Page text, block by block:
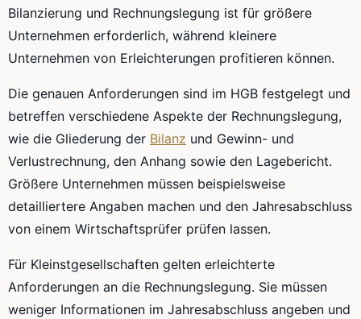
Bilanzierung und Rechnungslegung ist für größere
Unternehmen erforderlich, während kleinere
Unternehmen von Erleichterungen profitieren können.
Die genauen Anforderungen sind im HGB festgelegt und
betreffen verschiedene Aspekte der Rechnungslegung,
wie die Gliederung der Bilanz und Gewinn- und
Verlustrechnung, den Anhang sowie den Lagebericht.
Größere Unternehmen müssen beispielsweise
detailliertere Angaben machen und den Jahresabschluss
von einem Wirtschaftsprüfer prüfen lassen.
Für Kleinstgesellschaften gelten erleichterte
Anforderungen an die Rechnungslegung. Sie müssen
weniger Informationen im Jahresabschluss angeben und